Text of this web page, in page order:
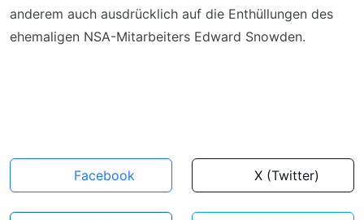
anderem auch ausdrücklich auf die Enthüllungen des
ehemaligen NSA-Mitarbeiters Edward Snowden.
Facebook X (Twitter)